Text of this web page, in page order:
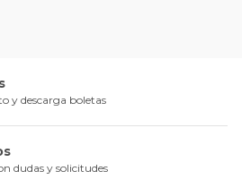
y descarga boletas
dudas y solicitudes